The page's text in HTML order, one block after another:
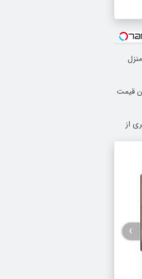
قیمت
از
›